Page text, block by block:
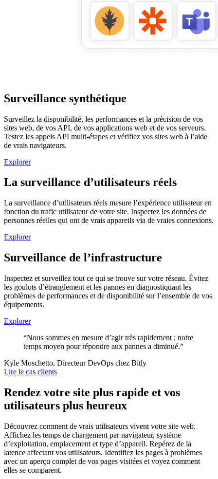
Surveillance synthétique
Surveillez la disponibilité, les performances et la précision de vos
sites web, de vos API, de vos applications web et de vos serveurs.
Testez les appels API multi-étapes et vérifiez vos sites web à l’aide
de vrais navigateurs.
Explorer
La surveillance d’utilisateurs réels
La surveillance d’utilisateurs réels mesure l’expérience utilisateur en
fonction du trafic utilisateur de votre site. Inspectez les données de
personnes réelles qui ont de vrais appareils via de vraies connexions.
Explorer
Surveillance de l’infrastructure
Inspectez et surveillez tout ce qui se trouve sur votre réseau. Évitez
les goulots d’étranglement et les pannes en diagnostiquant les
problèmes de performances et de disponibilité sur l’ensemble de vos
équipements.
Explorer
“Nous sommes en mesure d’agir très rapidement ; notre
temps moyen pour répondre aux pannes a diminué.”
Kyle Moschetto, Directeur DevOps chez Bitly
Lire le cas clients
Rendez votre site plus rapide et vos
utilisateurs plus heureux
Découvrez comment de vrais utilisateurs vivent votre site web.
Affichez les temps de chargement par navigateur, système
d’exploitation, emplacement et type d’appareil. Repérez de la
latence affectant vos utilisateurs. Identifiez les pages à problèmes
avec un aperçu complet de vos pages visitées et voyez comment
elles se comparent.